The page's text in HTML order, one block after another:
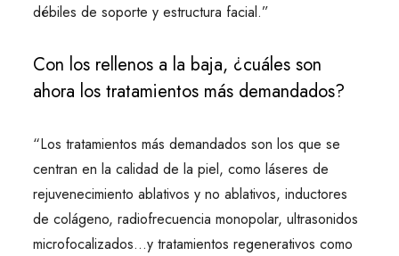
débiles de soporte y estructura facial.”
Con los rellenos a la baja, ¿cuáles son
ahora los tratamientos más demandados?
“Los tratamientos más demandados son los que se
centran en la calidad de la piel, como láseres de
rejuvenecimiento ablativos y no ablativos, inductores
de colágeno, radiofrecuencia monopolar, ultrasonidos
microfocalizados…y tratamientos regenerativos como